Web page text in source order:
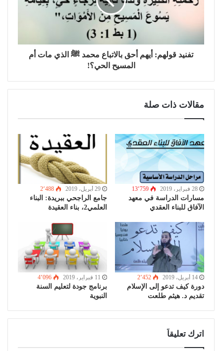
تفنيد قولهم: أيهم أحق بالاتباع محمد ﷺ الذي مات أم
المسيح الحي؟!
مقالات ذات صلة
28 فبراير، 2019 13٬759
مسارات الدراسة في معهد
الآفاق للبناء العقدي
29 أبريل، 2019 2٬488
جامع الراجحي ببريدة: البناء
العلمي2، بناء العقيدة
14 أبريل، 2019 2٬452
دورة كيف تدعو إلى الإسلام
تقديم د. هيثم طلعت
11 فبراير، 2019 4٬096
برنامج جودة لتعليم السنة
النبوية
اترك تعليقاً